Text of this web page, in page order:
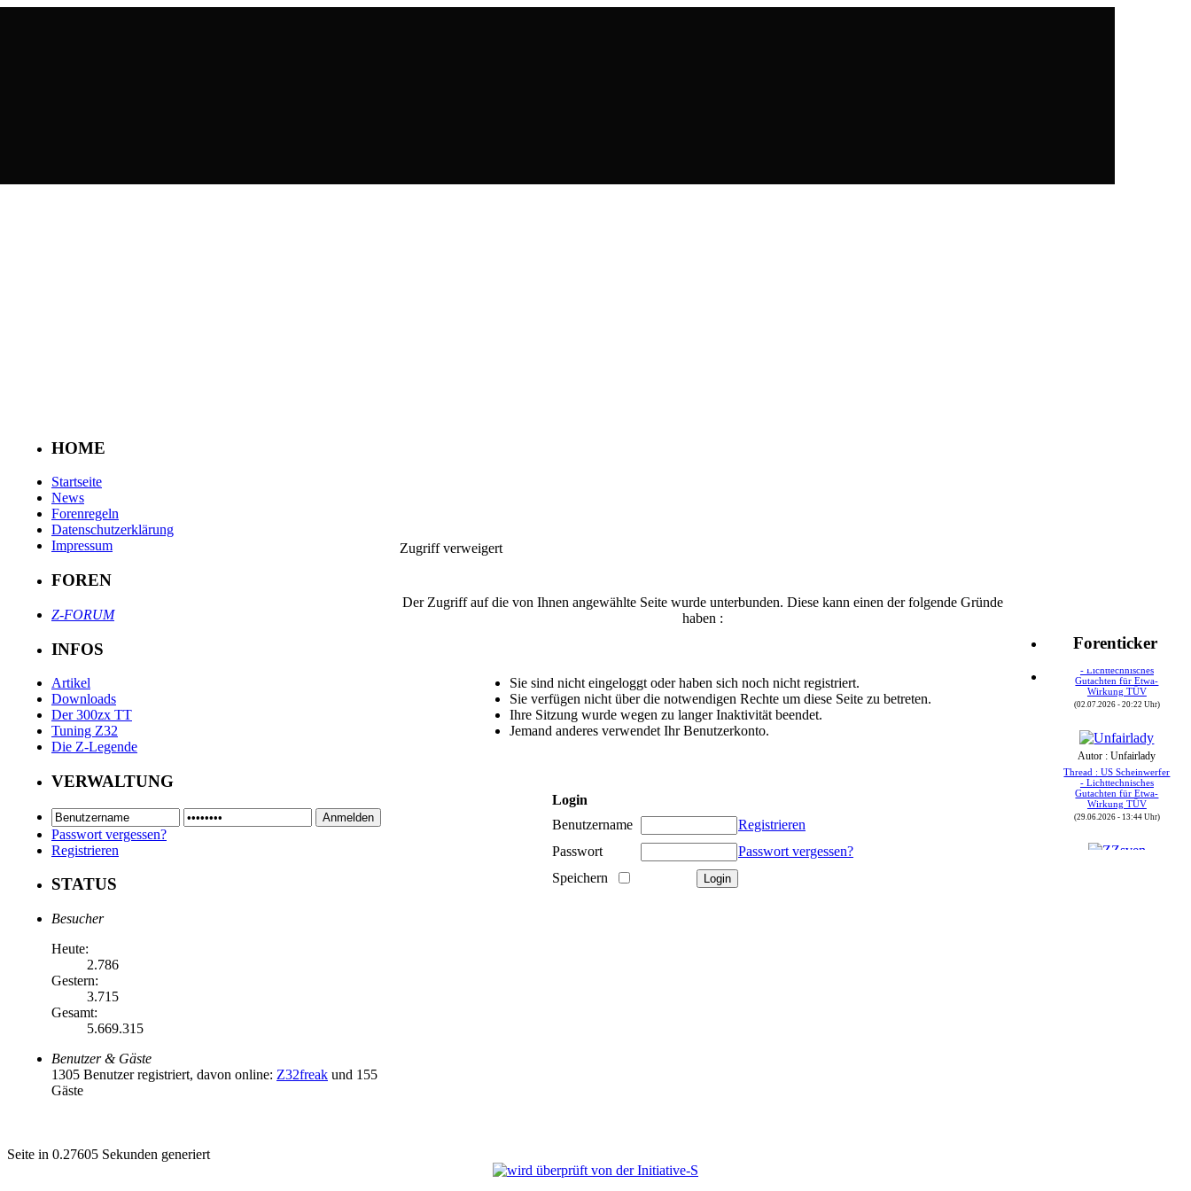
HOME
Startseite
News
Forenregeln
Datenschutzerklärung
Impressum
FOREN
Z-FORUM
INFOS
Artikel
Downloads
Der 300zx TT
Tuning Z32
Die Z-Legende
VERWALTUNG
Passwort vergessen?
Registrieren
STATUS
Besucher
Heute:
2.786
Gestern:
3.715
Gesamt:
5.669.315
Benutzer & Gäste
1305 Benutzer registriert, davon online: Z32freak und 155
Gäste
Zugriff verweigert
Der Zugriff auf die von Ihnen angewählte Seite wurde unterbunden. Diese kann einen der folgende Gründe
haben :
Sie sind nicht eingeloggt oder haben sich noch nicht registriert.
Sie verfügen nicht über die notwendigen Rechte um diese Seite zu betreten.
Ihre Sitzung wurde wegen zu langer Inaktivität beendet.
Jemand anderes verwendet Ihr Benutzerkonto.
Login
Benutzername
Registrieren
Passwort
Passwort vergessen?
Speichern
Forenticker
Autor : Speedy24
Thread : US Scheinwerfer
Gutachten für Etwa-
Wirkung TÜV
(02.07.2026 - 20:22 Uhr)
Autor : Unfairlady
Thread : US Scheinwerfer
- Lichttechnisches
Gutachten für Etwa-
Wirkung TÜV
(29.06.2026 - 13:44 Uhr)
Seite in 0.27605 Sekunden generiert